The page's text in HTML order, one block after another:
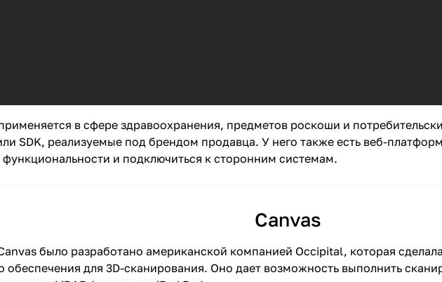
в сфере здравоохранения, предметов роскоши и
SDK, реализуемые под брендом продавца. У него также есть веб-
и подключиться к сторонним системам.
Canvas
было разработано американской компанией Occipital, которая
обеспечения для 3D-сканирования. Оно дает возможность выполнить